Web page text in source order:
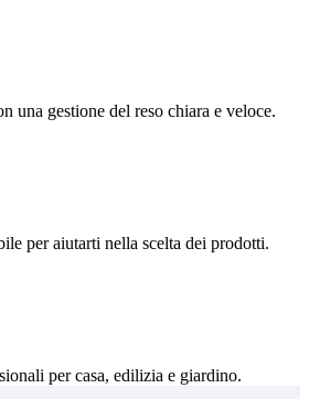
una gestione del reso chiara e veloce.
per aiutarti nella scelta dei prodotti.
per casa, edilizia e giardino.